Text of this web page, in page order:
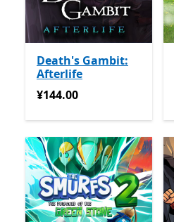
Death's Gambit:
Afterlife
¥144.00
¥144.00